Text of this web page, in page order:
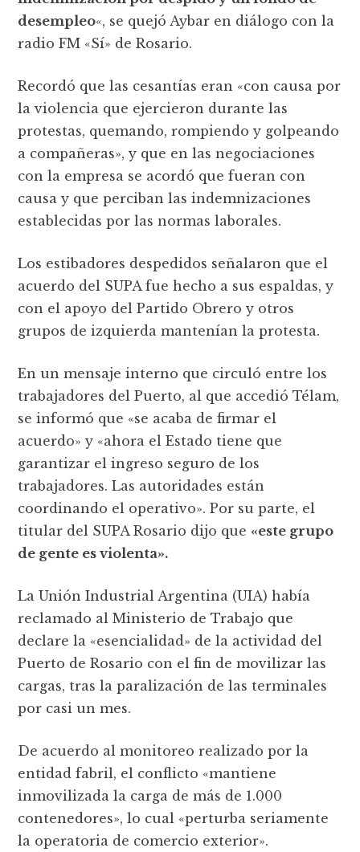
desempleo«, se quejó Aybar en diálogo con la
radio FM «Sí» de Rosario.
Recordó que las cesantías eran «con causa por
la violencia que ejercieron durante las
protestas, quemando, rompiendo y golpeando
a compañeras», y que en las negociaciones
con la empresa se acordó que fueran con
causa y que perciban las indemnizaciones
establecidas por las normas laborales.
Los estibadores despedidos señalaron que el
acuerdo del SUPA fue hecho a sus espaldas, y
con el apoyo del Partido Obrero y otros
grupos de izquierda mantenían la protesta.
En un mensaje interno que circuló entre los
trabajadores del Puerto, al que accedió Télam,
se informó que «se acaba de firmar el
acuerdo» y «ahora el Estado tiene que
garantizar el ingreso seguro de los
trabajadores. Las autoridades están
coordinando el operativo». Por su parte, el
titular del SUPA Rosario dijo que «este grupo
de gente es violenta».
La Unión Industrial Argentina (UIA) había
reclamado al Ministerio de Trabajo que
declare la «esencialidad» de la actividad del
Puerto de Rosario con el fin de movilizar las
cargas, tras la paralización de las terminales
por casi un mes.
De acuerdo al monitoreo realizado por la
entidad fabril, el conflicto «mantiene
inmovilizada la carga de más de 1.000
contenedores», lo cual «perturba seriamente
la operatoria de comercio exterior».